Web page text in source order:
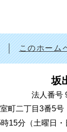
このホーム
坂
法人番号
町二丁目3番5号
15分（土曜日